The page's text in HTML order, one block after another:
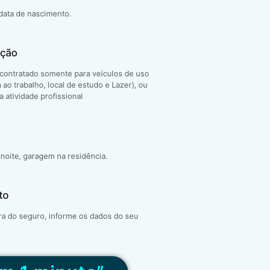
de nascimento.
somente para veículos de uso
trabalho, local de estudo e Lazer), ou
atividade profissional
garagem na residência.
do seguro, informe os dados do seu